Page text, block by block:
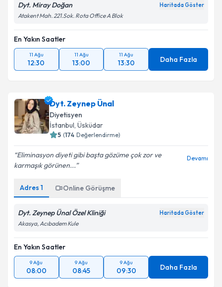
Takvim Talebini Gönder
Dyt. Miray Doğan Haritada Göster
Atakent Mah. 221.Sok. Rota Office A Blok
En Yakın Saatler
11 Ağu
12:30
11 Ağu
13:00
11 Ağu
13:30 Daha Fazla
Dyt. Zeynep Ünal
Diyetisyen
İstanbul, Üsküdar
5 (174 Değerlendirme)
Eliminasyon diyeti gibi başta gözüme çok zor ve
karmaşık görünen...
Devamı
Adres 1 Online Görüşme
Dyt. Zeynep Ünal Özel Kliniği Haritada Göster
Akasya, Acıbadem Kule
En Yakın Saatler
9 Ağu
08:00
9 Ağu
08:45
9 Ağu
09:30 Daha Fazla